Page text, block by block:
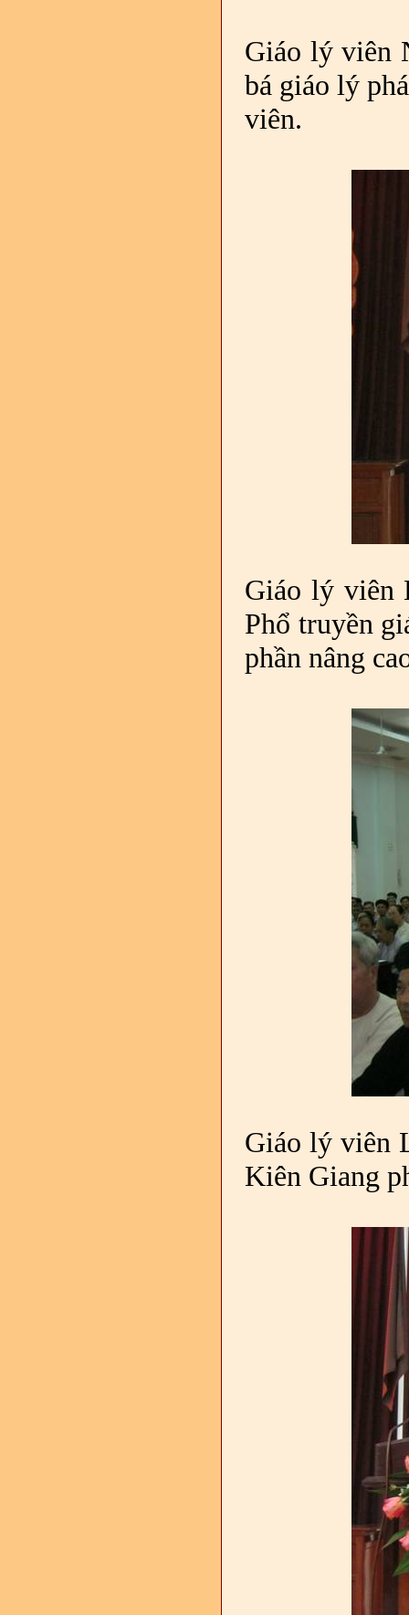
Giáo lý viên
bá giáo lý
viên.
Giáo lý viên
Phổ truyền
phần nâng
Giáo lý viên
Kiên Giang